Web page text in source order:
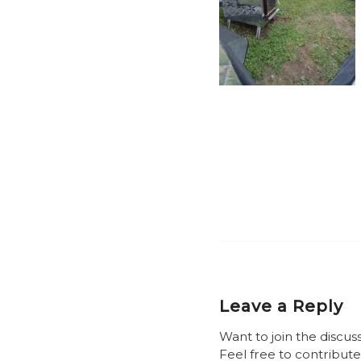
Leave a Reply
Want to join the
Feel free to